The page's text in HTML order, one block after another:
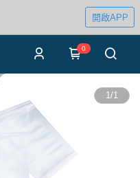
開啟APP
0
1/1